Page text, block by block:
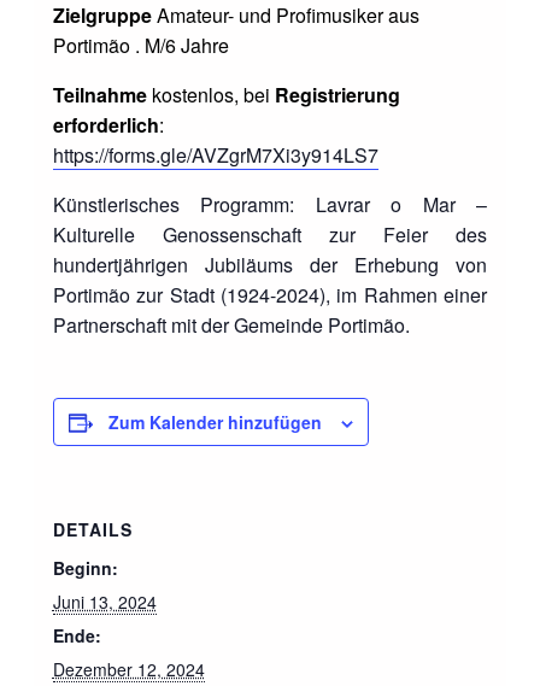
ZielgruppeAmateur- und Profimusiker aus
Portimão . M/6 Jahre
Teilnahmekostenlos, bei Registrierung
erforderlich:
https://forms.gle/AVZgrM7Xi3y914LS7
Künstlerisches Programm: Lavrar o Mar –
Kulturelle Genossenschaft zur Feier des
hundertjährigen Jubiläums der Erhebung von
Portimão zur Stadt (1924-2024), im Rahmen einer
Partnerschaft mit der Gemeinde Portimão.
Zum Kalender hinzufügen
DETAILS
Beginn:
Juni 13, 2024
Ende:
Dezember 12, 2024